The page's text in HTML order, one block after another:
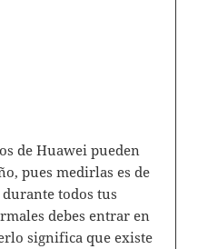
de Huawei pueden
pues medirlas es de
todos tus
debes entrar en
significa que existe